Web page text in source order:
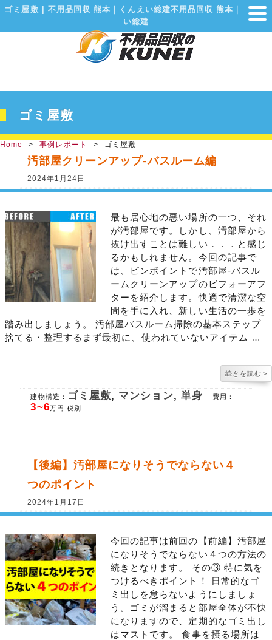
ゴミ屋敷 | 不用品回収 熊本｜くんえい総建不用品回収 熊本｜くんえ
い総建
Home 事例レポート ゴミ屋敷
ゴミ屋敷
汚部屋クリーンアップ-バスルーム編
2024年1月24日
最も居心地の悪い場所の一つ、それ
が汚部屋です。しかし、汚部屋から
抜け出すことは難しい．．．と感じ
るかもしれません。今回の記事で
は、ピンポイントで汚部屋-バスル
ームクリーンアップのビフォーアフ
ターを紹介します。快適で清潔な空
間を手に入れ、新しい生活の一歩を
踏み出しましょう。 汚部屋バスルーム掃除の基本ステップ
捨てる・整理するまず最初に、使われていないアイテム …
続きを読む >
建物構造： ゴミ屋敷, マンション, 単身 費用：
3~6万円 税別
【後編】汚部屋になりそうでならない４
つのポイント
2024年1月17日
今回の記事は前回の【前編】汚部屋
になりそうでならない４つの方法の
続きとなります。 その③ 特に気を
つけるべきポイント！ 日常的なゴ
ミ出しを怠らないようにしましょ
う。ゴミが溜まると部屋全体が不快
になりますので、定期的なゴミ出し
はマストです。 食事を摂る場所は